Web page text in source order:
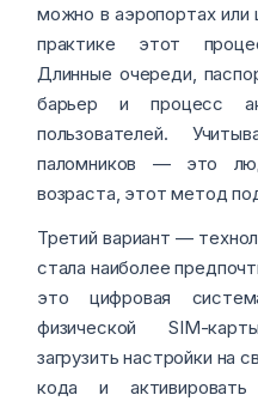
можно в аэропортах или
практике этот
Длинные очереди,
барьер и процесс
пользователей.
паломников — это
возраста, этот метод
Третий вариант —
стала наиболее
это цифровая
физической SIM-
загрузить настройки на
кода и активировать